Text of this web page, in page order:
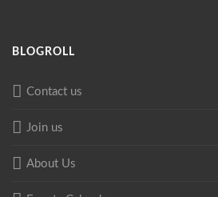
BLOGROLL
Contact us
Join us
About Us